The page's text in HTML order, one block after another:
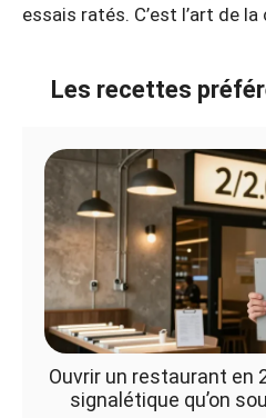
essais ratés. C’est l’art de
Les recettes
Ouvrir un restaurant en
signalétique qu’on